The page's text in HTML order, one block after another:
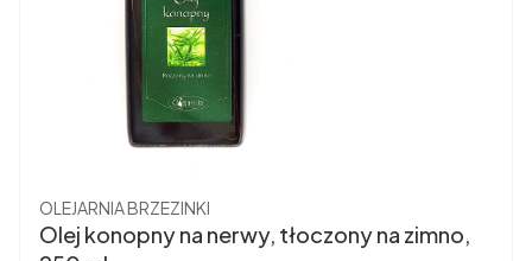
Producent
OLEJARNIA BRZEZINKI
Olej konopny na nerwy, tłoczony na zimno,